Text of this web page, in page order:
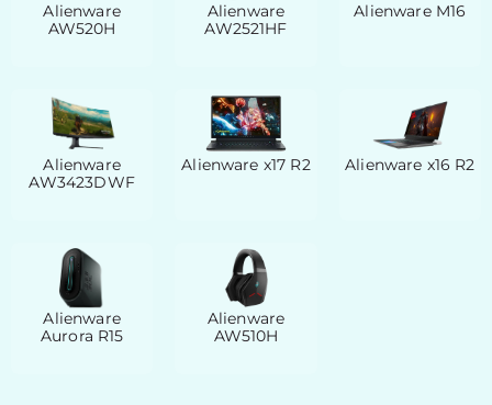
Alienware
AW520H
Alienware
AW2521HF
Alienware M16
Alienware
AW3423DWF
Alienware x17 R2 Alienware x16 R2
Alienware
Aurora R15
Alienware
AW510H